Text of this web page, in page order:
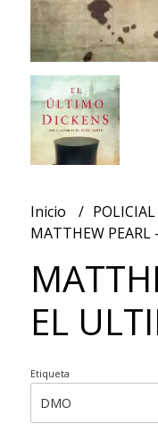
Inicio
MATTHEW PEARL
EL
Etiqueta